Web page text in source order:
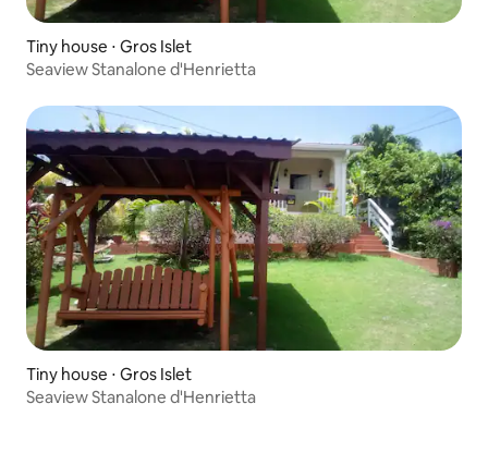
Tiny house ⋅ Gros Islet
Seaview Stanalone d'Henrietta
Tiny house ⋅ Gros Islet
Seaview Stanalone d'Henrietta